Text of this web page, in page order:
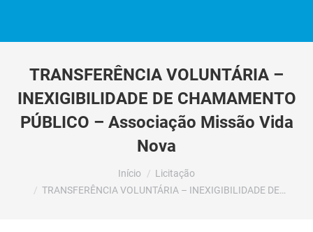
TRANSFERÊNCIA VOLUNTÁRIA –
INEXIGIBILIDADE DE CHAMAMENTO
PÚBLICO – Associação Missão Vida
Nova
Início
Licitação
TRANSFERÊNCIA VOLUNTÁRIA – INEXIGIBILIDADE DE…